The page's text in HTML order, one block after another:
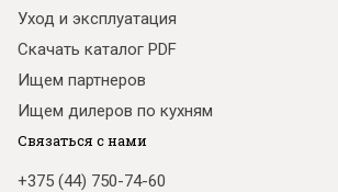
Уход и эксплуатация
Скачать каталог PDF
Ищем партнеров
Ищем дилеров по кухням
Связаться с нами
+375 (44) 750-74-60